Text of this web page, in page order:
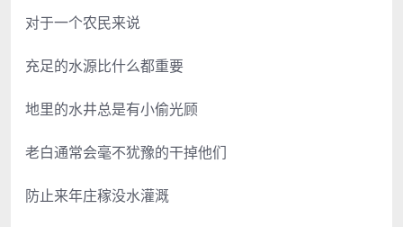
对于一个农民来说
充足的水源比什么都重要
地里的水井总是有小偷光顾
老白通常会毫不犹豫的干掉他们
防止来年庄稼没水灌溉